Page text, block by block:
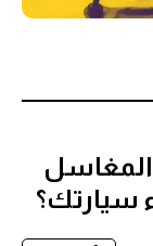
المغاسل
سيارتك؟